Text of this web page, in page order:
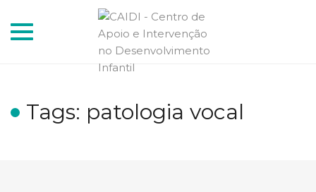
Toggle
Tags: patologia vocal